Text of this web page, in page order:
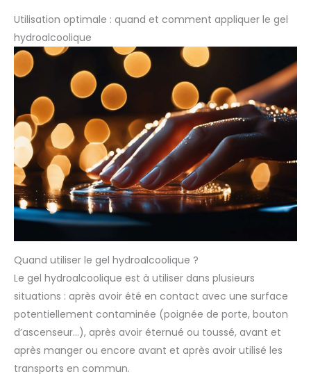
Utilisation optimale : quand et comment appliquer le gel
hydroalcoolique
Quand utiliser le gel hydroalcoolique ?
Le gel hydroalcoolique est à utiliser dans plusieurs
situations : après avoir été en contact avec une surface
potentiellement contaminée (poignée de porte, bouton
d’ascenseur…), après avoir éternué ou toussé, avant et
après manger ou encore avant et après avoir utilisé les
transports en commun.